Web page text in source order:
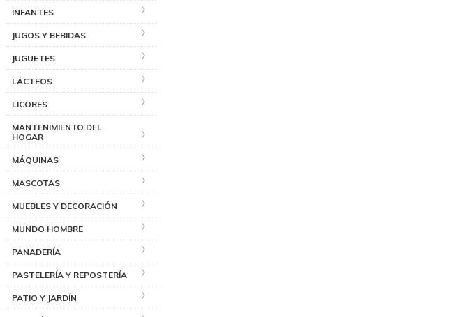
INFANTES
JUGOS Y BEBIDAS
JUGUETES
LÁCTEOS
LICORES
MANTENIMIENTO DEL
HOGAR
MÁQUINAS
MASCOTAS
MUEBLES Y DECORACIÓN
MUNDO HOMBRE
PANADERÍA
PASTELERÍA Y REPOSTERÍA
PATIO Y JARDÍN